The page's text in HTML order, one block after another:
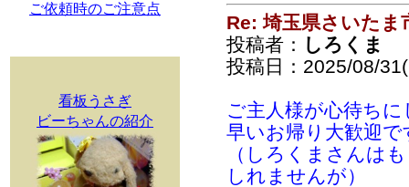
ご依頼時のご注意点
看板うさぎ
ビーちゃんの紹介
Re: 埼玉県さいたま
投稿者： しろくま
投稿日：2025/08/
ご主人様が心待ち
早いお帰り大歓迎で
（しろくまさんは
しれませんが）